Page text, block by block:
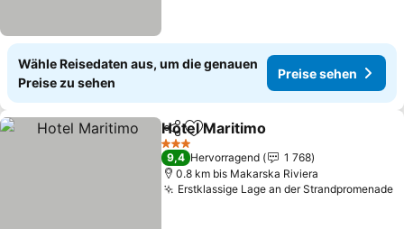
Wähle Reisedaten aus, um die genauen
Preise zu sehen
Preise sehen
TeilenZu Favoriten hinzufügen
Hotel Maritimo
3 Sterne
9,4 Hervorragend
1 768
0.8 km bis Makarska Riviera
Erstklassige Lage an der Strandpromenade